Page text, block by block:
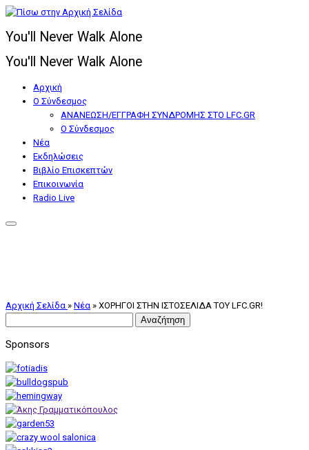
Μετάβαση
περιεχόμενο
You'll Never Walk Alone
You'll Never Walk Alone
Αρχική
Ο Σύνδεσμος
ΑΝΑΝΕΩΣΗ/ΕΓΓΡΑΦΗ ΣΥΝΔΡΟΜΗΣ ΣΤΟ LFC.GR
Ο Σύνδεσμος
Nέα
Εκδηλώσεις
Βιβλίο Επισκεπτών
Επικοινωνία
Radio Live
Αρχική Σελίδα » Nέα » ΧΟΡΗΓΟΙ ΣΤΗΝ ΙΣΤΟΣΕΛΙΔΑ ΤΟΥ LFC.GR!
Sponsors